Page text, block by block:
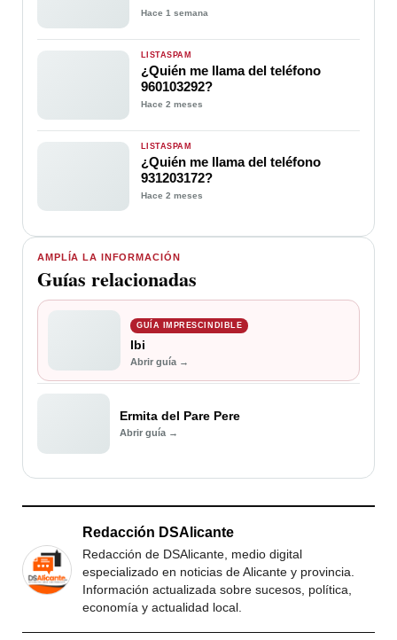
AMPLÍA LA INFORMACIÓN
Guías relacionadas
GUÍA IMPRESCINDIBLE
Ibi
Abrir guía →
Ermita del Pare Pere
Abrir guía →
Hace 1 semana
LISTASPAM
¿Quién me llama del teléfono
960103292?
Hace 2 meses
LISTASPAM
¿Quién me llama del teléfono
931203172?
Hace 2 meses
Redacción DSAlicante
Redacción de DSAlicante, medio digital
especializado en noticias de Alicante y provincia.
Información actualizada sobre sucesos, política,
economía y actualidad local.